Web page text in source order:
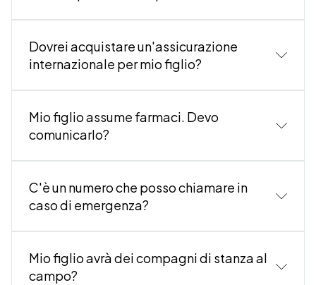
zione a lasciare il
campus
Dovrei acquistare un'assicurazione
internazionale per mio figlio?
qui: Polit
Mio figlio assume farmaci. Devo
comunicarlo?
C'è un numero che posso chiamare in
caso di emergenza?
Mio figlio avrà dei compagni di stanza al
campo?